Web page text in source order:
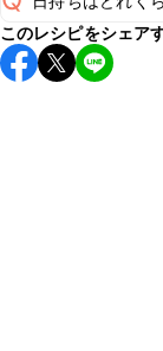
保存期間は冷蔵
し上がりください
このレシピをシェア